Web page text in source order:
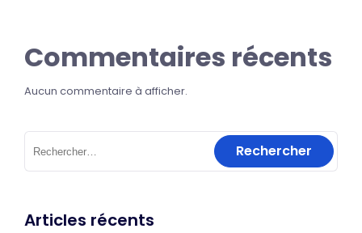
Commentaires récents
Aucun commentaire à afficher.
Articles récents